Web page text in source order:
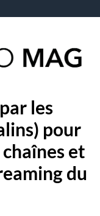
les
pour
et
du